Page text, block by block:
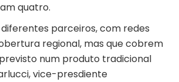
quatro.
parceiros, com redes
regional, mas que cobrem
num produto tradicional
vice-presdiente